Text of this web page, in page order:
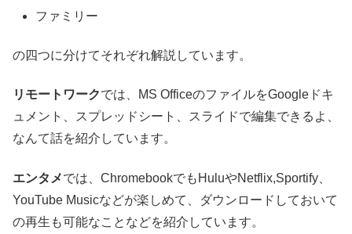
ファミリー
の四つに分けてそれぞれ解説しています。
リモートワークでは、MS OfficeのファイルをGoogleドキ
ュメント、スプレッドシート、スライドで編集できるよ、
なんて話を紹介しています。
エンタメでは、ChromebookでもHuluやNetflix,Sportify、
YouTube Musicなどが楽しめて、ダウンロードしておいて
の再生も可能なことなどを紹介しています。